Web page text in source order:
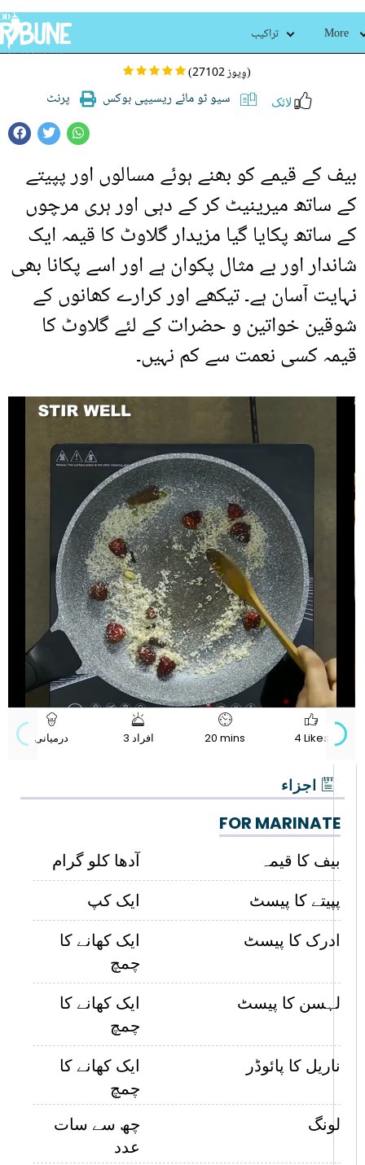
تراکیب More
(27102 وِیوز)
پرنٹ سیو ٹو مائے ریسیپی بوکس لائک
بیف کے قیمے کو بھنے ہوئے مسالوں اور پپیتے
کے ساتھ میرینیٹ کر کے دہی اور ہری مرچوں
کے ساتھ پکایا گیا مزیدار گلاوٹ کا قیمہ ایک
شاندار اور بے مثال پکوان ہے اور اسے پکانا بھی
نہایت آسان ہے۔ تیکھے اور کرارے کھانوں کے
شوقین خواتین و حضرات کے لئے گلاوٹ کا
قیمہ کسی نعمت سے کم نہیں۔
Loaded:
0%
Progress:
0% Quality
720p
درمیانی 3 افراد 20 mins 4 Likes
اجزاء
FOR MARINATE
بیف کا قیمہ
آدھا کلو گرام
پپیتے کا پیسٹ
ایک کپ
ادرک کا پیسٹ
ایک کھانے کا
چمچ
لہسن کا پیسٹ
ایک کھانے کا
چمچ
ناریل کا پائوڈر
ایک کھانے کا
چمچ
لونگ
چھ سے سات
عدد